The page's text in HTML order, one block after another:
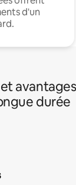
d'un
durée